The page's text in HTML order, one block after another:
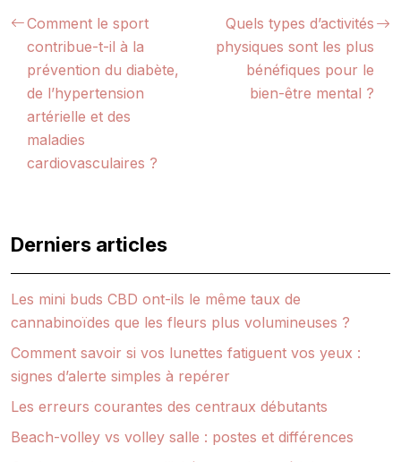
Comment le sport
contribue-t-il à la
prévention du diabète,
de l’hypertension
artérielle et des
maladies
cardiovasculaires ?
Quels types d’activités
physiques sont les plus
bénéfiques pour le
bien-être mental ?
Derniers articles
Les mini buds CBD ont-ils le même taux de
cannabinoïdes que les fleurs plus volumineuses ?
Comment savoir si vos lunettes fatiguent vos yeux :
signes d’alerte simples à repérer
Les erreurs courantes des centraux débutants
Beach-volley vs volley salle : postes et différences